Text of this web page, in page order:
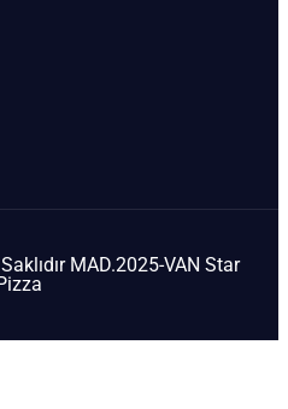
MAD.2025-VAN Star